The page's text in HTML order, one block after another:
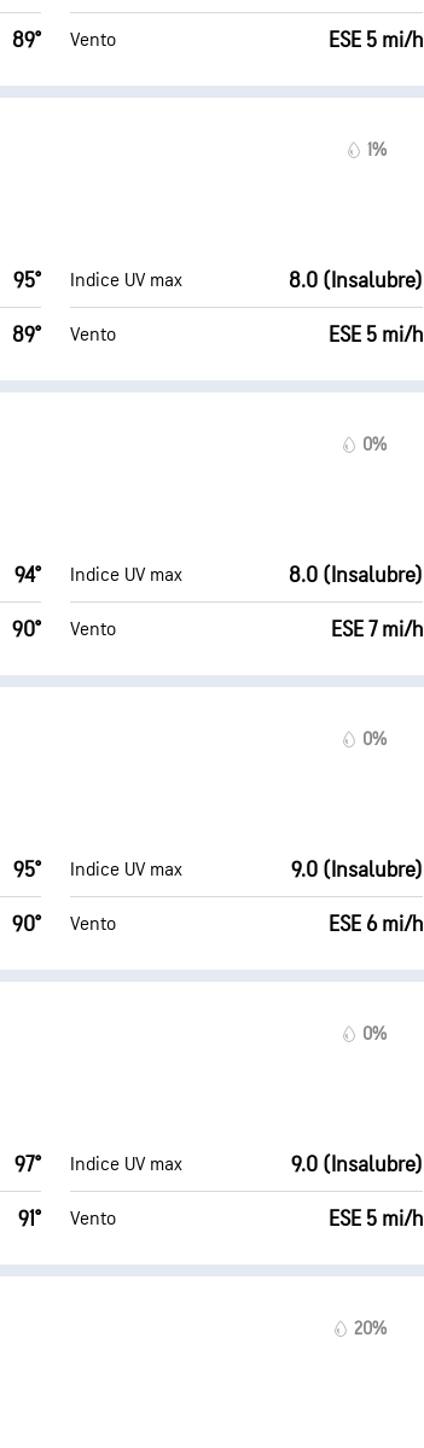
89° Vento ESE 5 mi/h
1%
95°
89°
Indice UV max 8.0 (Insalubre)
Vento ESE 5 mi/h
0%
94°
90°
Indice UV max 8.0 (Insalubre)
Vento ESE 7 mi/h
0%
95°
90°
Indice UV max 9.0 (Insalubre)
Vento ESE 6 mi/h
0%
97°
91°
Indice UV max 9.0 (Insalubre)
Vento ESE 5 mi/h
20%